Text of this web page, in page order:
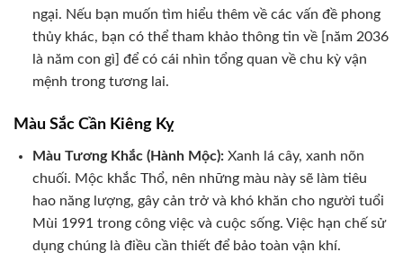
ngại. Nếu bạn muốn tìm hiểu thêm về các vấn đề phong
thủy khác, bạn có thể tham khảo thông tin về [năm 2036
là năm con gì] để có cái nhìn tổng quan về chu kỳ vận
mệnh trong tương lai.
Màu Sắc Cần Kiêng Kỵ
Màu Tương Khắc (Hành Mộc):Xanh lá cây, xanh nõn
chuối. Mộc khắc Thổ, nên những màu này sẽ làm tiêu
hao năng lượng, gây cản trở và khó khăn cho người tuổi
Mùi 1991 trong công việc và cuộc sống. Việc hạn chế sử
dụng chúng là điều cần thiết để bảo toàn vận khí.